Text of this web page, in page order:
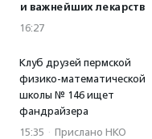
и важнейших лекарств
16:27
Клуб друзей пермской
физико-математической
школы № 146 ищет
фандрайзера
15:35 · Прислано НКО